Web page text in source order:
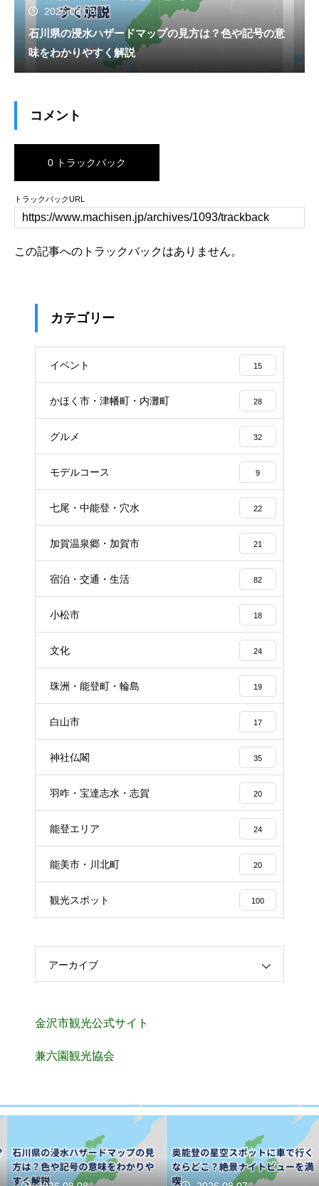
2026.08.08
石川県の浸水ハザードマップの見方は？色や記号の意
味をわかりやすく解説
コメント
0 トラックバック
トラックバックURL
この記事へのトラックバックはありません。
カテゴリー
イベント 15
かほく市・津幡町・内灘町 28
グルメ 32
モデルコース 9
七尾・中能登・穴水 22
加賀温泉郷・加賀市 21
宿泊・交通・生活 82
小松市 18
文化 24
珠洲・能登町・輪島 19
白山市 17
神社仏閣 35
羽咋・宝達志水・志賀 20
能登エリア 24
能美市・川北町 20
観光スポット 100
アーカイブ
金沢市観光公式サイト
兼六園観光協会